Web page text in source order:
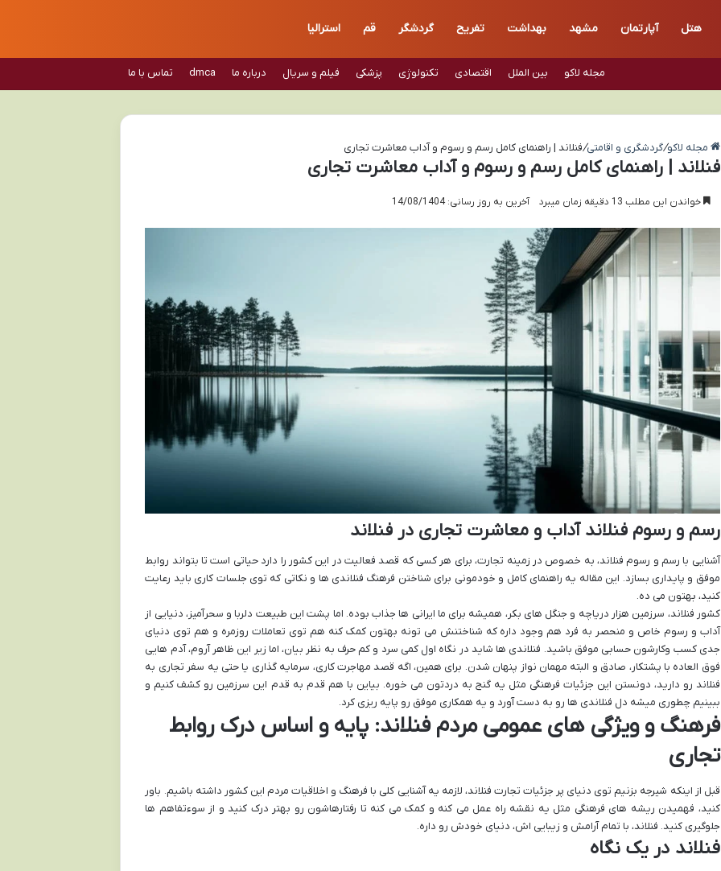
هتل آپارتمان مشهد بهداشت تفریح گردشگر قم استرالیا
مجله لاکو بین الملل اقتصادی تکنولوژی پزشکی فیلم و سریال درباره ما dmca تماس با ما
مجله لاکو/گردشگری و اقامتی/فنلاند | راهنمای کامل رسم و رسوم و آداب معاشرت تجاری
فنلاند | راهنمای کامل رسم و رسوم و آداب معاشرت تجاری
آخرین به روز رسانی: 14/08/1404 خواندن این مطلب 13 دقیقه زمان میبرد
رسم و رسوم فنلاند آداب و معاشرت تجاری در فنلاند
آشنایی با رسم و رسوم فنلاند، به خصوص در زمینه تجارت، برای هر کسی که قصد فعالیت در این کشور را دارد حیاتی است تا بتواند روابط
موفق و پایداری بسازد. این مقاله یه راهنمای کامل و خودمونی برای شناختن فرهنگ فنلاندی ها و نکاتی که توی جلسات کاری باید رعایت
کنید، بهتون می ده.
کشور فنلاند، سرزمین هزار دریاچه و جنگل های بکر، همیشه برای ما ایرانی ها جذاب بوده. اما پشت این طبیعت دلربا و سحرآمیز، دنیایی از
آداب و رسوم خاص و منحصر به فرد هم وجود داره که شناختنش می تونه بهتون کمک کنه هم توی تعاملات روزمره و هم توی دنیای
جدی کسب وکارشون حسابی موفق باشید. فنلاندی ها شاید در نگاه اول کمی سرد و کم حرف به نظر بیان، اما زیر این ظاهر آروم، آدم هایی
فوق العاده با پشتکار، صادق و البته مهمان نواز پنهان شدن. برای همین، اگه قصد مهاجرت کاری، سرمایه گذاری یا حتی یه سفر تجاری به
فنلاند رو دارید، دونستن این جزئیات فرهنگی مثل یه گنج به دردتون می خوره. بیاین با هم قدم به قدم این سرزمین رو کشف کنیم و
ببینیم چطوری میشه دل فنلاندی ها رو به دست آورد و یه همکاری موفق رو پایه ریزی کرد.
فرهنگ و ویژگی های عمومی مردم فنلاند: پایه و اساس درک روابط
تجاری
قبل از اینکه شیرجه بزنیم توی دنیای پر جزئیات تجارت فنلاند، لازمه یه آشنایی کلی با فرهنگ و اخلاقیات مردم این کشور داشته باشیم. باور
کنید، فهمیدن ریشه های فرهنگی مثل یه نقشه راه عمل می کنه و کمک می کنه تا رفتارهاشون رو بهتر درک کنید و از سوءتفاهم ها
جلوگیری کنید. فنلاند، با تمام آرامش و زیبایی اش، دنیای خودش رو داره.
فنلاند در یک نگاه